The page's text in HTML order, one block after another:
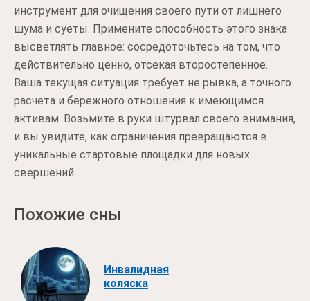
инструмент для очищения своего пути от лишнего
шума и суеты. Примените способность этого знака
высветлять главное: сосредоточьтесь на том, что
действительно ценно, отсекая второстепенное.
Ваша текущая ситуация требует не рывка, а точного
расчета и бережного отношения к имеющимся
активам. Возьмите в руки штурвал своего внимания,
и вы увидите, как ограничения превращаются в
уникальные стартовые площадки для новых
свершений.
Похожие сны
Инвалидная
коляска